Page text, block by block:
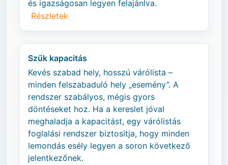
és igazságosan legyen felajánlva.
Részletek
Szűk kapacitás
Kevés szabad hely, hosszú várólista –
minden felszabaduló hely „esemény”. A
rendszer szabályos, mégis gyors
döntéseket hoz. Ha a kereslet jóval
meghaladja a kapacitást, egy várólistás
foglalási rendszer biztosítja, hogy minden
lemondás esély legyen a soron következő
jelentkezőnek.